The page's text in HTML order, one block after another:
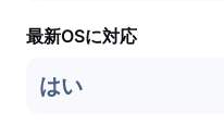
最新OSに対応
はい